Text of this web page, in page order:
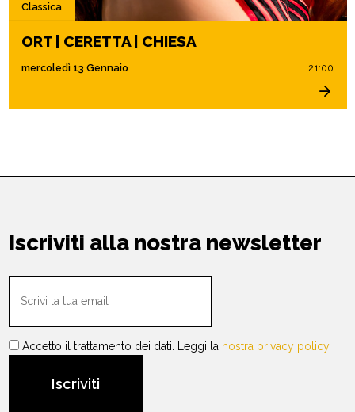
Classica
ORT | CERETTA | CHIESA
mercoledì 13 Gennaio 21:00
Iscriviti alla nostra newsletter
Accetto il trattamento dei dati. Leggi la nostra privacy policy